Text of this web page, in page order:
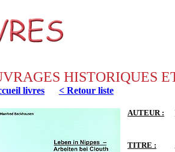
HISTORIQUES
livres < Retour liste
AUTEUR :
TITRE :